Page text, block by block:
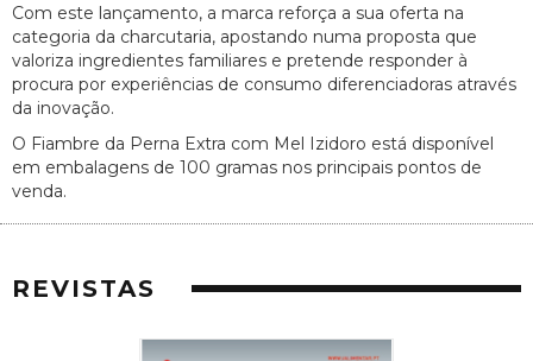
Com este lançamento, a marca reforça a sua oferta na
categoria da charcutaria, apostando numa proposta que
valoriza ingredientes familiares e pretende responder à
procura por experiências de consumo diferenciadoras através
da inovação.
O Fiambre da Perna Extra com Mel Izidoro está disponível
em embalagens de 100 gramas nos principais pontos de
venda.
REVISTAS